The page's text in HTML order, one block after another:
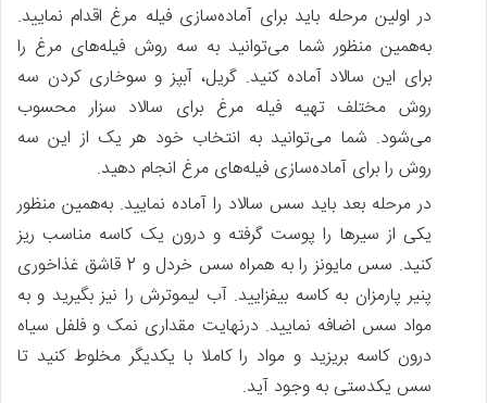
در اولین مرحله باید برای آماده‌سازی فیله مرغ اقدام نمایید.
به‌همین منظور شما می‌توانید به سه روش فیله‌های مرغ را
برای این سالاد آماده کنید. گریل، آبپز و سوخاری کردن سه
روش مختلف تهیه فیله مرغ برای سالاد سزار محسوب
می‌شود. شما می‌توانید به انتخاب خود هر یک از این سه
روش را برای آماده‌سازی فیله‌های مرغ انجام دهید.
در مرحله بعد باید سس سالاد را آماده نمایید. به‌همین منظور
یکی از سیرها را پوست گرفته و درون یک کاسه مناسب ریز
کنید. سس مایونز را به همراه سس خردل و 2 قاشق غذاخوری
پنیر پارمزان به کاسه بیفزایید. آب لیموترش را نیز بگیرید و به
مواد سس اضافه نمایید. درنهایت مقداری نمک و فلفل سیاه
درون کاسه بریزید و مواد را کاملا با یکدیگر مخلوط کنید تا
سس یکدستی به وجود آید.